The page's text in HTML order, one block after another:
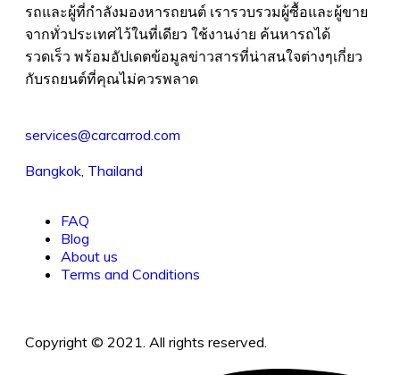
รถและผู้ที่กำลังมองหารถยนต์ เรารวบรวมผู้ซื้อและผู้ขาย
จากทั่วประเทศไว้ในที่เดียว ใช้งานง่าย ค้นหารถได้
รวดเร็ว พร้อมอัปเดตข้อมูลข่าวสารที่น่าสนใจต่างๆเกี่ยว
กับรถยนต์ที่คุณไม่ควรพลาด
services@carcarrod.com
Bangkok, Thailand
FAQ
Blog
About us
Terms and Conditions
Copyright © 2021. All rights reserved.